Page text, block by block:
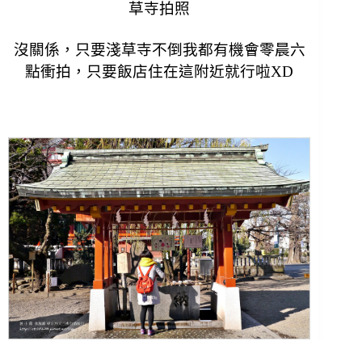
草寺拍照
沒關係，只要淺草寺不倒我都有機會零晨六
點衝拍， 只要飯店住在這附近就行啦XD